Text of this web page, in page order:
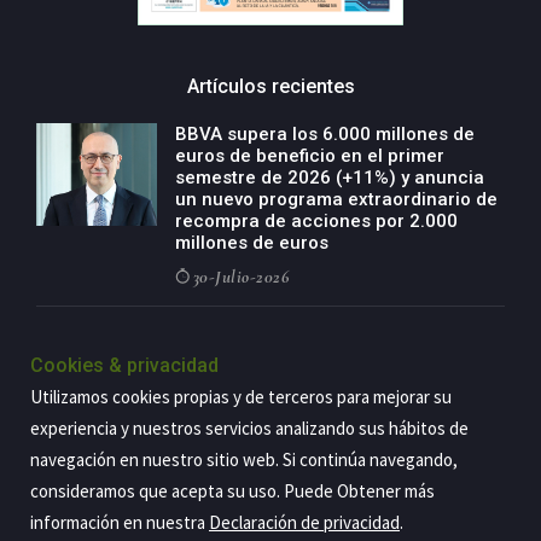
Artículos recientes
BBVA supera los 6.000 millones de
euros de beneficio en el primer
semestre de 2026 (+11%) y anuncia
un nuevo programa extraordinario de
recompra de acciones por 2.000
millones de euros
30-Julio-2026
negocio agro con un modelo global
de especialización presente en siete
países
29-Julio-2026
Cookies & privacidad
Utilizamos cookies propias y de terceros para mejorar su
experiencia y nuestros servicios analizando sus hábitos de
navegación en nuestro sitio web. Si continúa navegando,
consideramos que acepta su uso. Puede Obtener más
información en nuestra Declaración de privacidad.